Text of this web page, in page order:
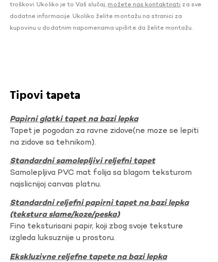
troškovi. Ukoliko je to Vaš slučaj, možete nas kontaktirati za sve
dodatne informacije. Ukoliko želite montažu na stranici za
kupovinu u dodatnim napomenama upišite da želite montažu.
Tipovi tapeta
Papirni glatki tapet na bazi lepka
Tapet je pogodan za ravne zidove(ne moze se lepiti
na zidove sa tehnikom).
Standardni samolepljivi reljefni tapet
Samolepljiva PVC mat folija sa blagom teksturom
najslicnijoj canvas platnu.
Standardni reljefni papirni tapet na bazi lepka
(tekstura slame/koze/peska)
Fino teksturisani papir, koji zbog svoje teksture
izgleda luksuznije u prostoru.
Ekskluzivne reljefne tapete na bazi lepka